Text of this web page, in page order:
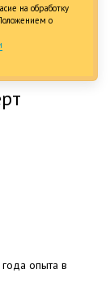
на обработку
о
опыта в